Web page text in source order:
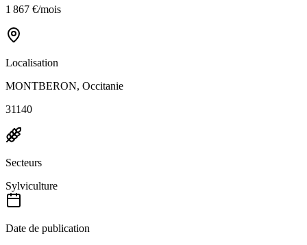
1 867 €/mois
Localisation
MONTBERON, Occitanie
31140
Secteurs
Sylviculture
Date de publication